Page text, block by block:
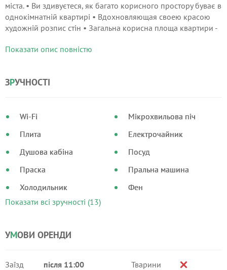
міста. • Ви здивуєтеся, як багато корисного простору буває в
однокімнатній квартирі • Вдохновляющая своею красою
художній розпис стін • Загальна корисна площа квартири -
м'який і теплий світло розкішного життя • Якщо ви
Показати опис повністю
ЗРУЧНОСТІ
Wi-Fi
Плита
Душова кабіна
Праска
Холодильник
Мікрохвильова піч
Електрочайник
Посуд
Пральна машина
Фен
Показати всі зручності (13)
УМОВИ ОРЕНДИ
Заїзд
після 11:00
Тварини